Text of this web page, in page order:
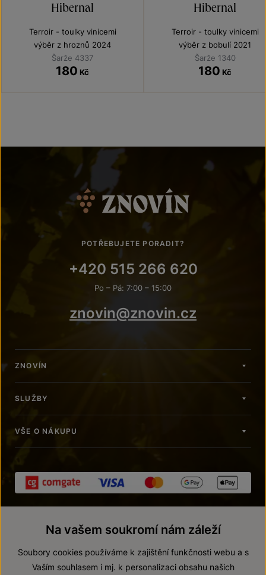
Hibernal
Terroir - toulky vinicemi
výběr z hroznů 2024
Šarže 4337
180 Kč
Hibernal
Terroir - toulky vinicemi
výběr z bobulí 2021
Šarže 1340
180 Kč
POTŘEBUJETE PORADIT?
+420 515 266 620
Po – Pá: 7:00 – 15:00
znovin@znovin.cz
ZNOVÍN
SLUŽBY
VŠE O NÁKUPU
Na vašem soukromí nám záleží
Soubory cookies používáme k zajištění funkčnosti webu a s
Vaším souhlasem i mj. k personalizaci obsahu našich